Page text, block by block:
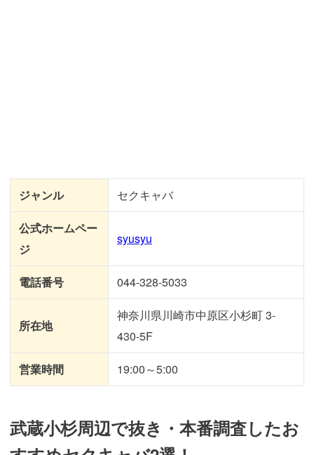
ジャンル セクキャバ
公式ホームペー
ジ
syusyu
電話番号 044-328-5033
所在地
神奈川県川崎市中原区小杉町 3-
430-5F
営業時間 19:00～5:00
武蔵小杉周辺で抜き・本番調査したお